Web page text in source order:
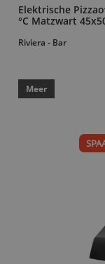
Elektrische
°C Matzwart
Riviera - Bar
Meer